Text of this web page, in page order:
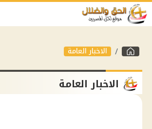
الاخبار العامة
الاخبار العامة